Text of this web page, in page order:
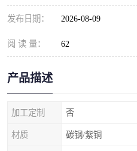
发布日期： 2026-08-09
阅 读 量： 62
产品描述
加工定制 否
材质 碳钢/紫铜